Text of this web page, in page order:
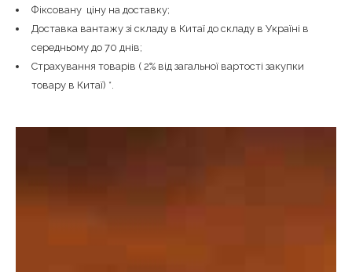
Фіксовану ціну на доставку;
Доставка вантажу зі складу в Китаї до складу в Україні в
середньому до 70 днів;
Страхування товарів ( 2% від загальної вартості закупки
товару в Китаї) *.